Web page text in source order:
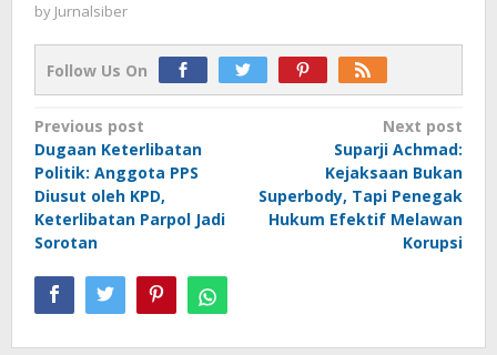
by Jurnalsiber
Follow Us On
Post
navigation
Previous post
Dugaan Keterlibatan
Politik: Anggota PPS
Diusut oleh KPD,
Keterlibatan Parpol Jadi
Sorotan
Next post
Suparji Achmad:
Kejaksaan Bukan
Superbody, Tapi Penegak
Hukum Efektif Melawan
Korupsi